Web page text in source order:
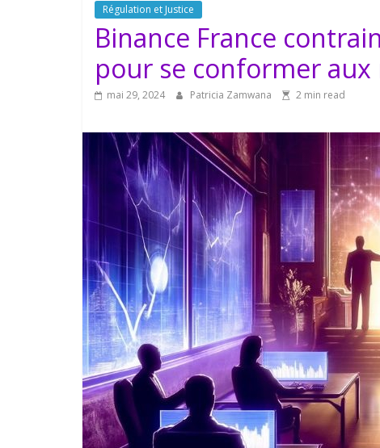
Régulation et Justice
Binance France
pour se conformer aux
mai 29, 2024 Patricia Zamwana 2 min read